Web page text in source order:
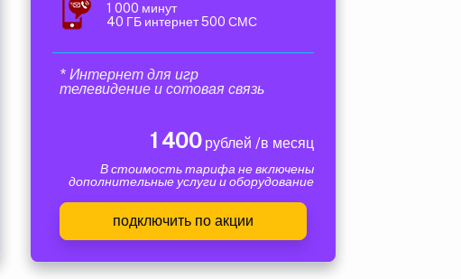
1 000 минут
40 ГБ интернет 500 СМС
* Интернет для игр
телевидение и сотовая связь
1 400рублей /в месяц
В стоимость тарифа не включены
дополнительные услуги и оборудование
подключить по акции